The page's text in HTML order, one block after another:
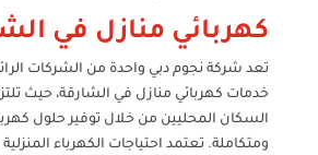
كهربائي منازل في
تعد شركة نجوم دبي واحدة من الشركات
خدمات كهربائي منازل في الشارقة، حيث
السكان المحليين من خلال توفير حلول
ومتكاملة. تعتمد احتياجات الكهرباء